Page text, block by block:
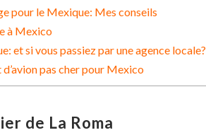
pour le Mexique: Mes conseils
à Mexico
et si vous passiez par une agence locale?
pas cher pour Mexico
de La Roma